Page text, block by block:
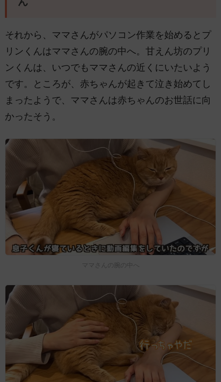
それから、ママさんがパソコン作業を始めるとプ
リンくんはママさんの腕の中へ。甘えん坊のプリ
ンくんは、いつでもママさんの近くにいたいよう
です。ところが、赤ちゃんが起きて泣き始めてし
まったようで、ママさんは赤ちゃんのお世話に向
かったそう。
ママさんの腕の中へ